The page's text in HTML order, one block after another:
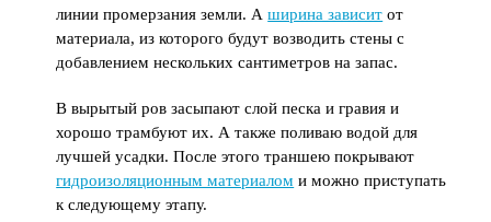
линии промерзания земли. Аширина зависит от
материала, из которого будут возводить стены с
добавлением нескольких сантиметров на запас.
В вырытый ров засыпают слой песка и гравия и
хорошо трамбуют их. А также поливаю водой для
лучшей усадки. После этого траншею покрывают
гидроизоляционным материалом и можно приступать
к следующему этапу.